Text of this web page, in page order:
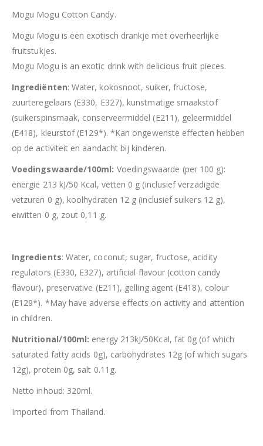
Mogu Mogu Cotton Candy.
Mogu Mogu is een exotisch drankje met overheerlijke
fruitstukjes.
Mogu Mogu is an exotic drink with delicious fruit pieces.
Ingrediënten: Water, kokosnoot, suiker, fructose,
zuurteregelaars (E330, E327), kunstmatige smaakstof
(suikerspinsmaak, conserveermiddel (E211), geleermiddel
(E418), kleurstof (E129*). *Kan ongewenste effecten hebben
op de activiteit en aandacht bij kinderen.
Voedingswaarde/100ml: Voedingswaarde (per 100 g):
energie 213 kJ/50 Kcal, vetten 0 g (inclusief verzadigde
vetzuren 0 g), koolhydraten 12 g (inclusief suikers 12 g),
eiwitten 0 g, zout 0,11 g.
Ingredients: Water, coconut, sugar, fructose, acidity
regulators (E330, E327), artificial flavour (cotton candy
flavour), preservative (E211), gelling agent (E418), colour
(E129*). *May have adverse effects on activity and attention
in children.
Nutritional/100ml: energy 213kJ/50Kcal, fat 0g (of which
saturated fatty acids 0g), carbohydrates 12g (of which sugars
12g), protein 0g, salt 0.11g.
Netto inhoud: 320ml.
Imported from Thailand.